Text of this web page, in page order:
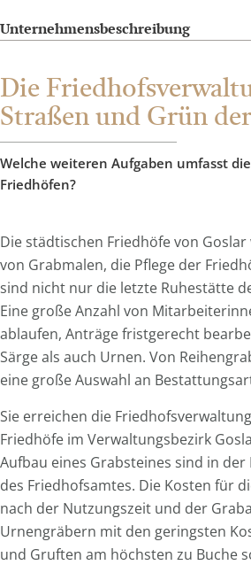
Unternehmensbeschreibung
Die
Straßen und Grün
Welche weiteren Aufgaben umfasst
Friedhöfen?
Die städtischen Friedhöfe von
von Grabmalen, die Pflege der
sind nicht nur die letzte Ruhestätte
Eine große Anzahl von
ablaufen, Anträge fristgerecht
Särge als auch Urnen. Von
eine große Auswahl an
Sie erreichen die
Friedhöfe im Verwaltungsbezirk
Aufbau eines Grabsteines sind in
des Friedhofsamtes. Die Kosten für
nach der Nutzungszeit und der
Urnengräbern mit den geringsten
und Gruften am höchsten zu Buche